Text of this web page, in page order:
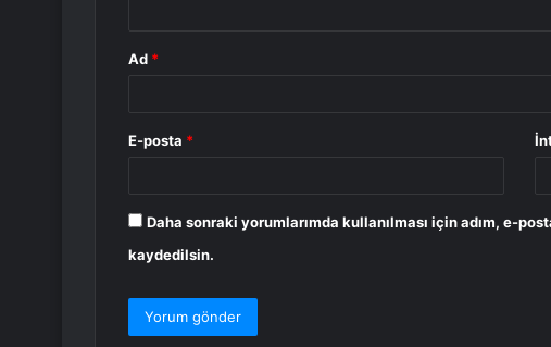
Ad *
E-posta *
Daha sonraki yorumlarımda kullanılması için adım, e-
kaydedilsin.